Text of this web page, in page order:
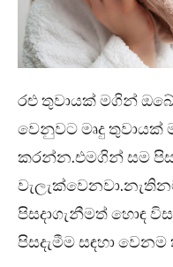
රළු තුවායක් මගින්
වෙනුවට මෘදු තුවායක්
කරන්න.එමගින් සම
පිසදාගැනීමත් හොඳ
පිසදැමීම සඳහා